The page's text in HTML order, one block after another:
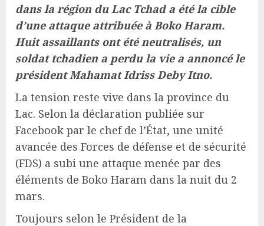
dans la région du Lac Tchad a été la cible
d’une attaque attribuée à Boko Haram.
Huit assaillants ont été neutralisés, un
soldat tchadien a perdu la vie a annoncé le
président Mahamat Idriss Deby Itno.
La tension reste vive dans la province du
Lac. Selon la déclaration publiée sur
Facebook par le chef de l’État, une unité
avancée des Forces de défense et de sécurité
(FDS) a subi une attaque menée par des
éléments de Boko Haram dans la nuit du 2
mars.
Toujours selon le Président de la